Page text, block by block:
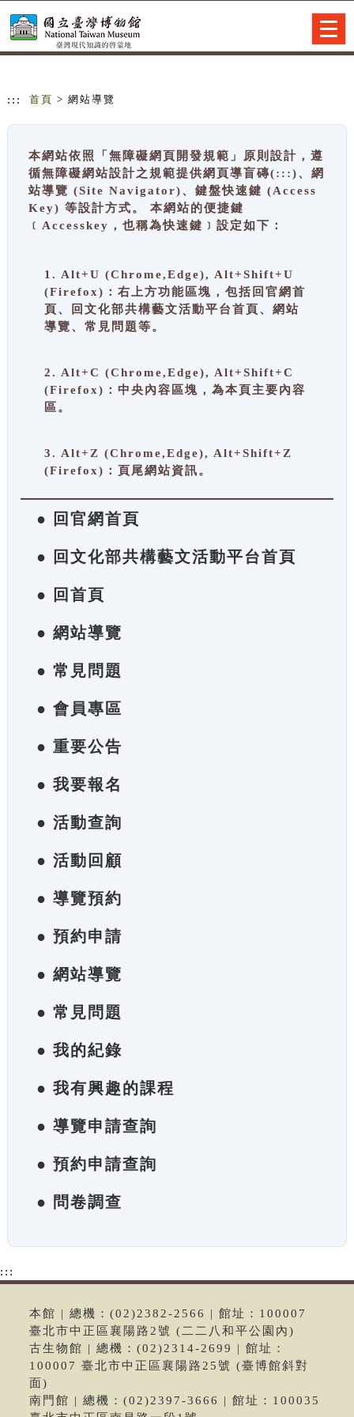
::: 首頁 > 網站導覽
本網站依照「無障礙網頁開發規範」原則設計，遵
循無障礙網站設計之規範提供網頁導盲磚(:::)、網
站導覽 (Site Navigator)、鍵盤快速鍵 (Access
Key) 等設計方式。 本網站的便捷鍵
﹝Accesskey，也稱為快速鍵﹞設定如下：
1. Alt+U (Chrome,Edge), Alt+Shift+U
(Firefox)：右上方功能區塊，包括回官網首
頁、回文化部共構藝文活動平台首頁、網站
導覽、常見問題等。
2. Alt+C (Chrome,Edge), Alt+Shift+C
(Firefox)：中央內容區塊，為本頁主要內容
區。
3. Alt+Z (Chrome,Edge), Alt+Shift+Z
(Firefox)：頁尾網站資訊。
● 回官網首頁
● 回文化部共構藝文活動平台首頁
● 回首頁
● 網站導覽
● 常見問題
● 會員專區
● 重要公告
● 我要報名
● 活動查詢
● 活動回顧
● 導覽預約
● 預約申請
● 網站導覽
● 常見問題
● 我的紀錄
● 我有興趣的課程
● 導覽申請查詢
● 預約申請查詢
● 問卷調查
:::
本館 | 總機：(02)2382-2566 | 館址：100007
臺北市中正區襄陽路2號 (二二八和平公園內)
古生物館 | 總機：(02)2314-2699 | 館址：
100007 臺北市中正區襄陽路25號 (臺博館斜對
面)
南門館 | 總機：(02)2397-3666 | 館址：100035